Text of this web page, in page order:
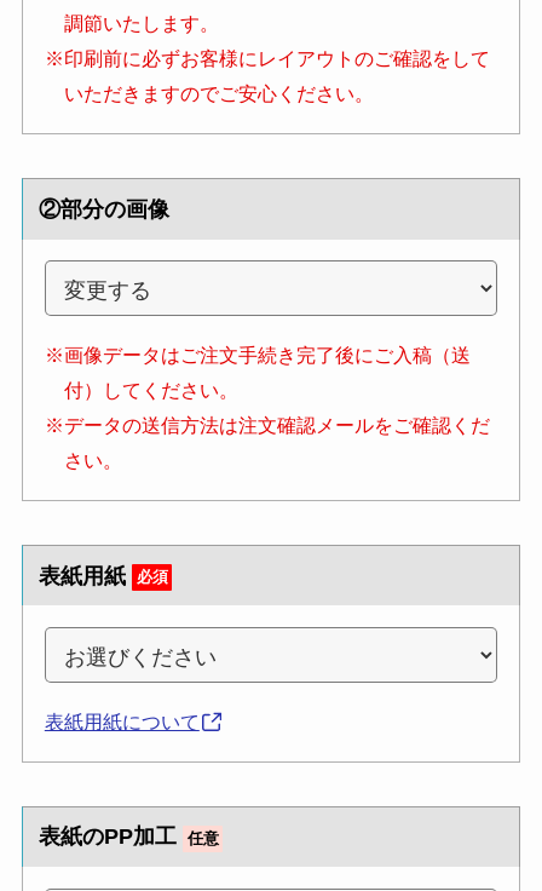
調節いたします。
※印刷前に必ずお客様にレイアウトのご確認をして
いただきますのでご安心ください。
②部分の画像
※画像データはご注文手続き完了後にご入稿（送
付）してください。
※データの送信方法は注文確認メールをご確認くだ
さい。
表紙用紙 必須
表紙用紙について
表紙のPP加工 任意